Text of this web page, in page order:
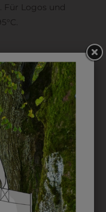
Für Logos und
Sehr vielseitig
ab 1 Stück
Details, jedoch
12 Stück